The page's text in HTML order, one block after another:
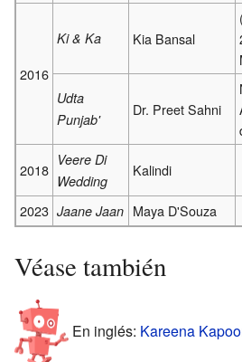
2016
Ki & Ka Kia Bansal
Udta
Punjab'
Dr. Preet Sahni
2018
Veere Di
Wedding
Kalindi
2023 Jaane Jaan Maya D'Souza
Véase también
En inglés: Kareena